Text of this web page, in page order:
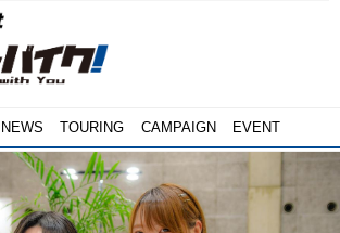
NEWS TOURING CAMPAIGN EVENT